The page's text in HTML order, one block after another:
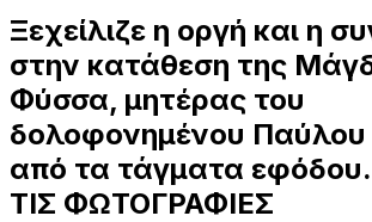
Ξεχείλιζε η οργή και η
στην κατάθεση της
Φύσσα, μητέρας του
δολοφονημένου
από τα τάγματα
ΤΙΣ ΦΩΤΟΓΡΑΦΙΕΣ